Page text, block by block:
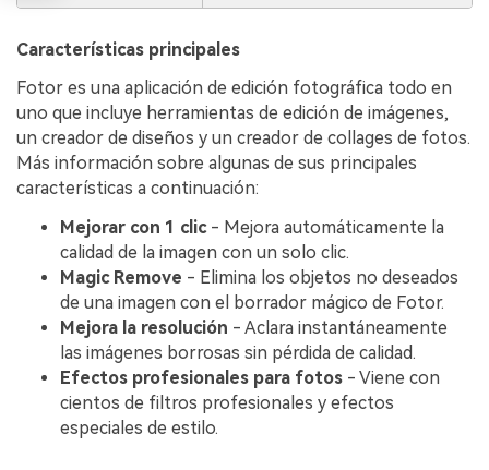
Características principales
Fotor es una aplicación de edición fotográfica todo en
uno que incluye herramientas de edición de imágenes,
un creador de diseños y un creador de collages de fotos.
Más información sobre algunas de sus principales
características a continuación:
Mejorar con 1 clic- Mejora automáticamente la
calidad de la imagen con un solo clic.
Magic Remove - Elimina los objetos no deseados
de una imagen con el borrador mágico de Fotor.
Mejora la resolución - Aclara instantáneamente
las imágenes borrosas sin pérdida de calidad.
Efectos profesionales para fotos - Viene con
cientos de filtros profesionales y efectos
especiales de estilo.